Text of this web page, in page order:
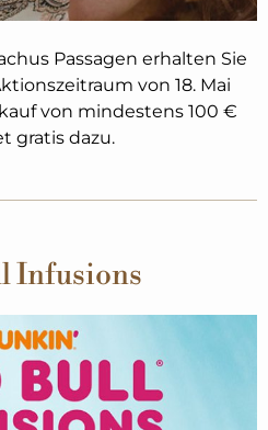
Passagen erhalten Sie
von 18. Mai
von mindestens 100 €
gratis dazu.
Infusions